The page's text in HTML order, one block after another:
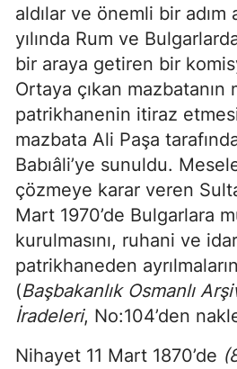
aldılar ve önemli bir adım
yılında Rum ve
bir araya getiren bir
Ortaya çıkan mazbatanın
patrikhanenin itiraz
mazbata Ali Paşa
Babıâli’ye sunuldu.
çözmeye karar veren
Mart 1970’de Bulgarlara
kurulmasını, ruhani ve
patrikhaneden
(Başbakanlık Osmanlı
İradeleri, No:104’den
Nihayet 11 Mart 1870’de